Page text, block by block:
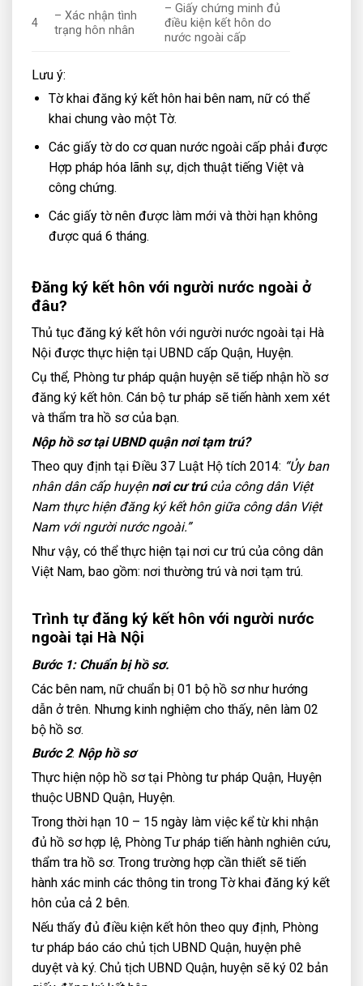
4
– Xác nhận tình
trạng hôn nhân
– Giấy chứng minh đủ
điều kiện kết hôn do
nước ngoài cấp
Lưu ý:
Tờ khai đăng ký kết hôn hai bên nam, nữ có thể
khai chung vào một Tờ.
Các giấy tờ do cơ quan nước ngoài cấp phải được
Hợp pháp hóa lãnh sự, dịch thuật tiếng Việt và
công chứng.
Các giấy tờ nên được làm mới và thời hạn không
được quá 6 tháng.
Đăng ký kết hôn với người nước ngoài ở
đâu?
Thủ tục đăng ký kết hôn với người nước ngoài tại Hà
Nội được thực hiện tại UBND cấp Quận, Huyện.
Cụ thể, Phòng tư pháp quận huyện sẽ tiếp nhận hồ sơ
đăng ký kết hôn. Cán bộ tư pháp sẽ tiến hành xem xét
và thẩm tra hồ sơ của bạn.
Nộp hồ sơ tại UBND quận nơi tạm trú?
Theo quy định tại Điều 37 Luật Hộ tích 2014: “Ủy ban
nhân dân cấp huyện nơi cư trúcủa công dân Việt
Nam thực hiện đăng ký kết hôn giữa công dân Việt
Nam với người nước ngoài.”
Như vậy, có thể thực hiện tại nơi cư trú của công dân
Việt Nam, bao gồm: nơi thường trú và nơi tạm trú.
Trình tự đăng ký kết hôn với người nước
ngoài tại Hà Nội
Bước 1: Chuẩn bị hồ sơ.
Các bên nam, nữ chuẩn bị 01 bộ hồ sơ như hướng
dẫn ở trên. Nhưng kinh nghiệm cho thấy, nên làm 02
bộ hồ sơ.
Bước 2: Nộp hồ sơ
Thực hiện nộp hồ sơ tại Phòng tư pháp Quận, Huyện
thuộc UBND Quận, Huyện.
Trong thời hạn 10 – 15 ngày làm việc kể từ khi nhận
đủ hồ sơ hợp lệ, Phòng Tư pháp tiến hành nghiên cứu,
thẩm tra hồ sơ. Trong trường hợp cần thiết sẽ tiến
hành xác minh các thông tin trong Tờ khai đăng ký kết
hôn của cả 2 bên.
Nếu thấy đủ điều kiện kết hôn theo quy định, Phòng
tư pháp báo cáo chủ tịch UBND Quận, huyện phê
duyệt và ký. Chủ tịch UBND Quận, huyện sẽ ký 02 bản